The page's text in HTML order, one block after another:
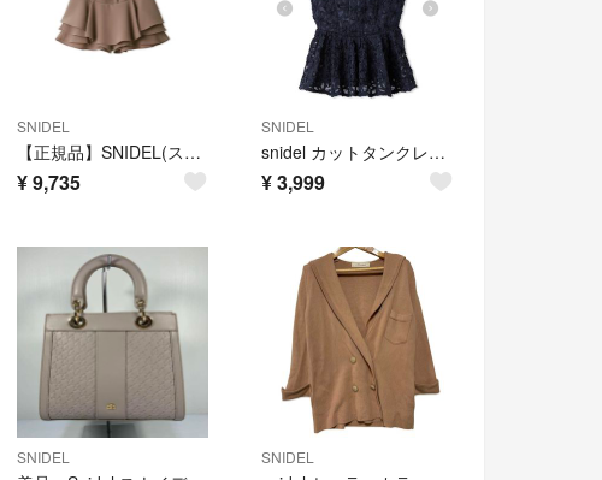
SNIDEL
【正規品】SNIDEL(スナイデル) レイヤードフリルミニスカショーパン SWFP261281 size1 MOC モカ
¥9,735
SNIDEL
snidel カットタンクレイヤードチュニック
¥3,999
SNIDEL SNIDEL